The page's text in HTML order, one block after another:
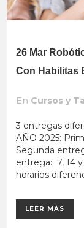
26 Mar
Con Habilitas
En Cursos y
3 entregas
AÑO 2025:
Segunda
entrega: 7, 14
horarios
LEER MÁS